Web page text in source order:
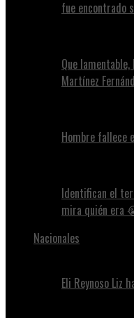
fue encontrado
Que
Martínez
Hombre fallece
Identifican el
mira quién era
Nacionales
Eli Reynoso Liz